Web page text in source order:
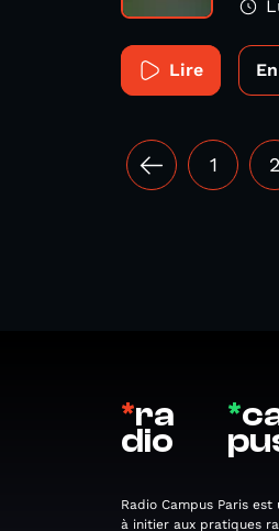
Lire
1 2
*ra
dio
*
Radio Campus Paris
à initier aux pratiques